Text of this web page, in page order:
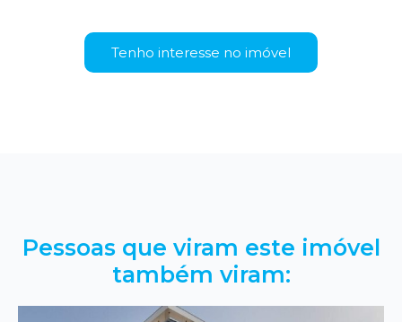
Tenho interesse no imóvel
Pessoas que viram este imóvel
também viram: